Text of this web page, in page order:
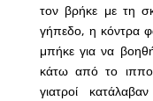
τον βρήκε με τη
γήπεδο, η κόντρα
μπήκε για να
κάτω από το
γιατροί